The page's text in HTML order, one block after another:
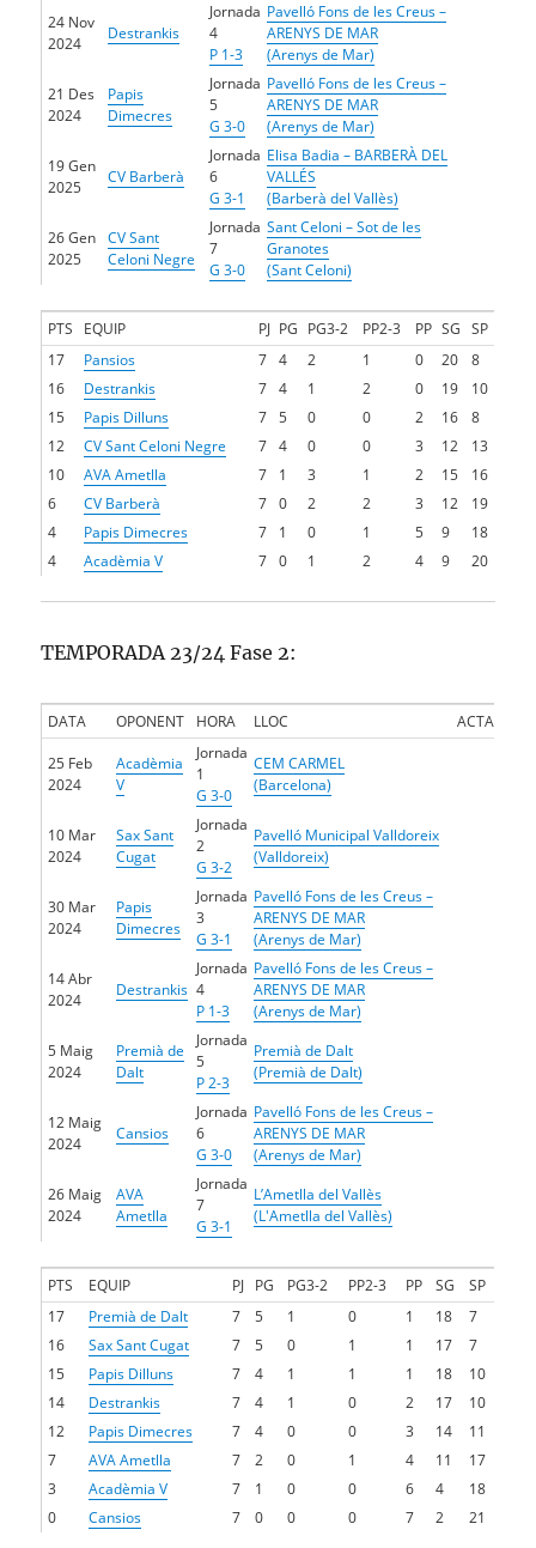
24 Nov
2024
Destrankis
Jornada
4
P 1-3
Pavelló Fons de les Creus –
ARENYS DE MAR
(Arenys de Mar)
21 Des
2024
Papis
Dimecres
Jornada
5
G 3-0
Pavelló Fons de les Creus –
ARENYS DE MAR
(Arenys de Mar)
19 Gen
2025
CV Barberà
Jornada
6
G 3-1
Elisa Badia – BARBERÀ DEL
VALLÉS
(Barberà del Vallès)
26 Gen
2025
CV Sant
Celoni Negre
Jornada
7
G 3-0
Sant Celoni – Sot de les
Granotes
(Sant Celoni)
PTS EQUIP PJ PG PG3-2 PP2-3 PP SG
SP
17
Pansios 7 4 2 1 0 20
8
16
Destrankis 7 4 1 2 0 19
10
15
Papis Dilluns 7 5 0 0 2 16
8
12
CV Sant Celoni Negre 7 4 0 0 3 12
13
10
AVA Ametlla 7 1 3 1 2 15
16
6
CV Barberà 7 0 2 2 3 12
19
4
Papis Dimecres 7 1 0 1 5 9
18
4
Acadèmia V 7 0 1 2 4 9 20
TEMPORADA 23/24 Fase 2:
DATA OPONENT HORA LLOC ACTA
25 Feb
2024
Acadèmia
V
Jornada
1
G 3-0
CEM CARMEL
(Barcelona)
10 Mar
2024
Sax Sant
Cugat
Jornada
2
G 3-2
Pavelló Municipal Valldoreix
(Valldoreix)
30 Mar
2024
Papis
Dimecres
Jornada
3
G 3-1
Pavelló Fons de les Creus –
ARENYS DE MAR
(Arenys de Mar)
14 Abr
2024
Destrankis
Jornada
4
P 1-3
Pavelló Fons de les Creus –
ARENYS DE MAR
(Arenys de Mar)
5 Maig
2024
Premià de
Dalt
Jornada
5
P 2-3
Premià de Dalt
(Premià de Dalt)
12 Maig
2024
Cansios
Jornada
6
G 3-0
Pavelló Fons de les Creus –
ARENYS DE MAR
(Arenys de Mar)
26 Maig
2024
AVA
Ametlla
Jornada
7
G 3-1
L’Ametlla del Vallès
(L'Ametlla del Vallès)
PTS EQUIP PJ PG PG3-2 PP2-3 PP SG
SP
17
Premià de Dalt 7 5 1 0 1 18
7
16
Sax Sant Cugat 7 5 0 1 1 17
7
15
Papis Dilluns 7 4 1 1 1 18
10
14
Destrankis 7 4 1 0 2 17
10
12
Papis Dimecres 7 4 0 0 3 14
11
7
AVA Ametlla 7 2 0 1 4 11
17
3
Acadèmia V 7 1 0 0 6 4
18
0
Cansios 7 0 0 0 7 2 21